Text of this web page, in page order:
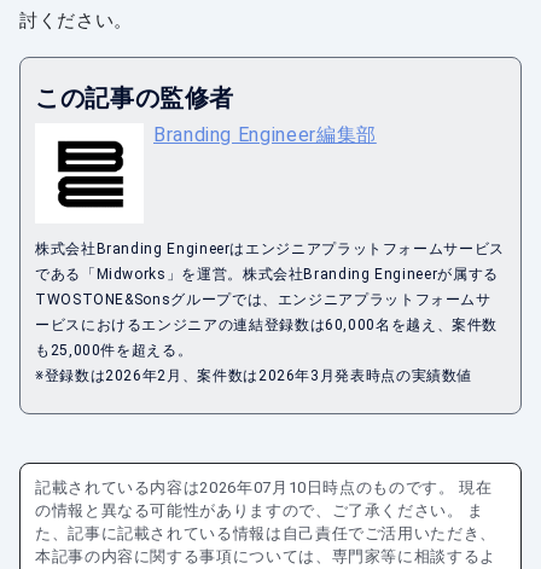
討ください。
この記事の監修者
Branding Engineer編集部
株式会社Branding Engineerはエンジニアプラットフォームサービス
である「Midworks」を運営。株式会社Branding Engineerが属する
TWOSTONE&Sonsグループでは、エンジニアプラットフォームサ
ービスにおけるエンジニアの連結登録数は60,000名を越え、案件数
も25,000件を超える。
※登録数は2026年2月、案件数は2026年3月発表時点の実績数値
記載されている内容は2026年07月10日 時点のものです。 現在
の情報と異なる可能性がありますので、ご了承ください。 ま
た、記事に記載されている情報は自己責任でご活用いただき、
本記事の内容に関する事項については、専門家等に相談するよ